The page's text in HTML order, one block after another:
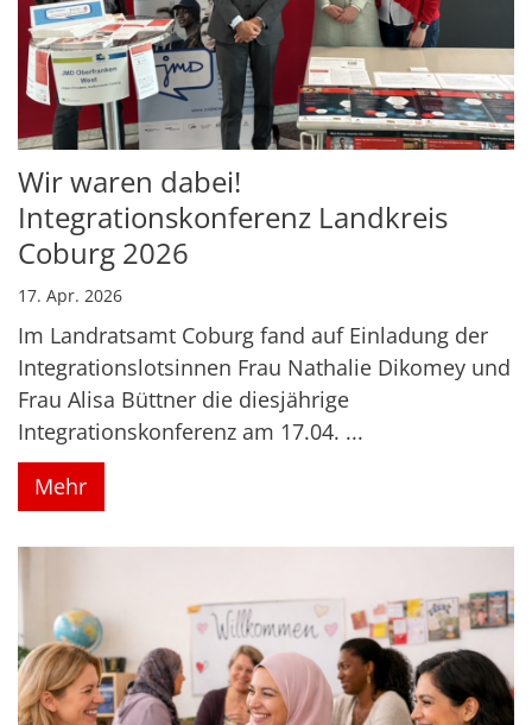
Wir waren dabei!
Integrationskonferenz Landkreis
Coburg 2026
17. Apr. 2026
Im Landratsamt Coburg fand auf Einladung der
Integrationslotsinnen Frau Nathalie Dikomey und
Frau Alisa Büttner die diesjährige
Integrationskonferenz am 17.04. ...
Mehr